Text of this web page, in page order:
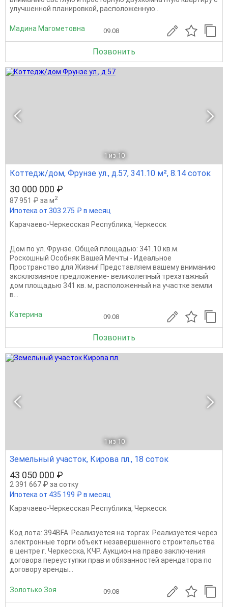
улучшенной планировкой, расположенную...
Мадина Магометовна 09.08
Позвонить
1 из 10
Коттедж/дом, Фрунзе ул., д.57, 341.10 м², 8.14 соток
30 000 000 ₽
87 951 ₽ за м2
Ипотека от 303 275 ₽ в месяц
Карачаево-Черкесская Республика, Черкесск
Дом по ул. Фрунзе. Общей площадью: 341.10 кв.м.
Роскошный Особняк Вашей Мечты - Идеальное
Пространство для Жизни! Представляем вашему вниманию
эксклюзивное предложение- великолепный трехэтажный
дом площадью 341 кв. м, расположенный на участке земли
в...
Катерина 09.08
Позвонить
1 из 10
Земельный участок, Кирова пл., 18 соток
43 050 000 ₽
2 391 667 ₽ за сотку
Ипотека от 435 199 ₽ в месяц
Карачаево-Черкесская Республика, Черкесск
Код лота: 394BFA. Реализуется на торгах. Реализуется через
электронные торги объект незавершенного строительства
в центре г. Черкесска, КЧР. Аукцион на право заключения
договора переуступки прав и обязанностей арендатора по
договору аренды...
Золотько Зоя 09.08